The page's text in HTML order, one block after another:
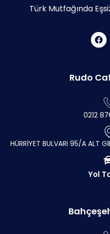
Türk Mutfağında
Rudo
0212
HÜRRİYET BULVARI 95/A ALT
Yol